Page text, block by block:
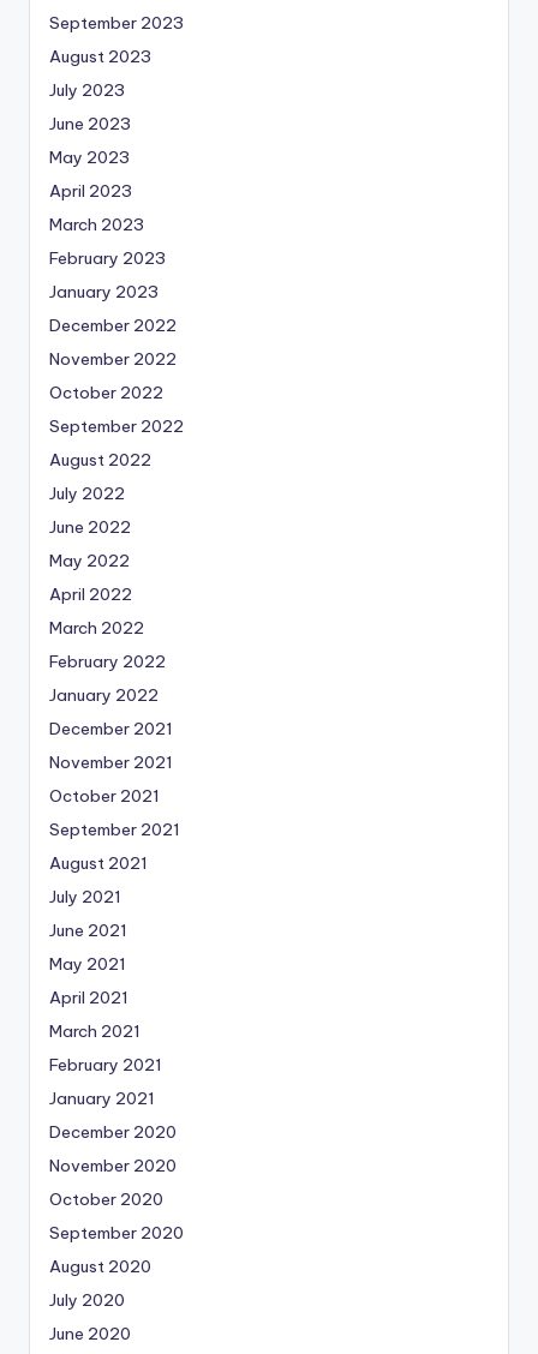
September 2023
August 2023
July 2023
June 2023
May 2023
April 2023
March 2023
February 2023
January 2023
December 2022
November 2022
October 2022
September 2022
August 2022
July 2022
June 2022
May 2022
April 2022
March 2022
February 2022
January 2022
December 2021
November 2021
October 2021
September 2021
August 2021
July 2021
June 2021
May 2021
April 2021
March 2021
February 2021
January 2021
December 2020
November 2020
October 2020
September 2020
August 2020
July 2020
June 2020